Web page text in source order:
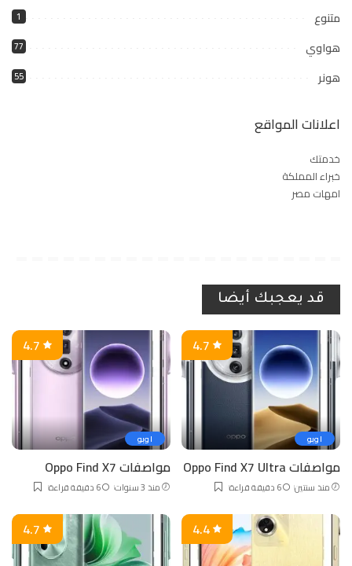
متنوع 1
هواوي 77
هونر 55
اعلانات المواقع
خدمتك
خبراء المملكة
امهات مصر
قد يعجبك أيضا
اوبو
4.7
مواصفات Oppo Find X7 Ultra
منذ سنتين 6 دقيقة قراءة
اوبو
4.7
مواصفات Oppo Find X7
منذ 3 سنوات 6 دقيقة قراءة
4.4
4.7